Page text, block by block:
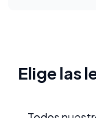
Elige las